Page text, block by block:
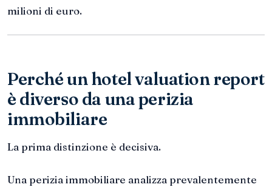
milioni di euro.
Perché un hotel valuation report
è diverso da una perizia
immobiliare
La prima distinzione è decisiva.
Una perizia immobiliare analizza prevalentemente